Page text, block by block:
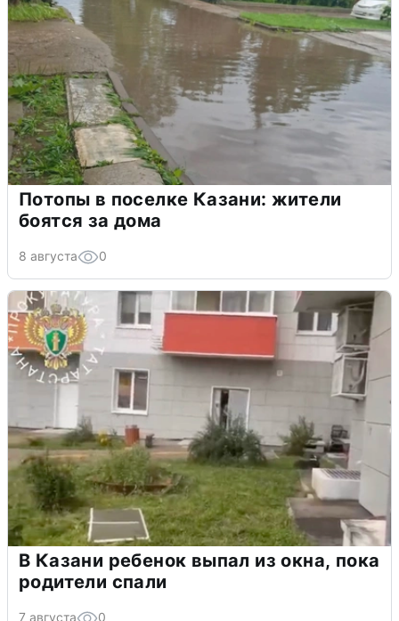
Потопы в поселке Казани: жители
боятся за дома
8 августа 0
В Казани ребенок выпал из окна, пока
родители спали
7 августа 0